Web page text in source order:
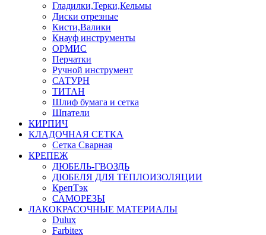
Гладилки,Терки,Кельмы
Диски отрезные
Кисти,Валики
Кнауф инструменты
ОРМИС
Перчатки
Ручной инструмент
САТУРН
ТИТАН
Шлиф бумага и сетка
Шпатели
КИРПИЧ
КЛАДОЧНАЯ СЕТКА
Сетка Сварная
КРЕПЕЖ
ДЮБЕЛЬ-ГВОЗДЬ
ДЮБЕЛЯ ДЛЯ ТЕПЛОИЗОЛЯЦИИ
КрепТэк
САМОРЕЗЫ
ЛАКОКРАСОЧНЫЕ МАТЕРИАЛЫ
Dulux
Farbitex